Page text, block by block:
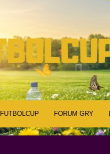
FUTBOLCUP FORUM GRY